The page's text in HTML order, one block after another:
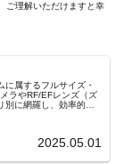
ご理解いただけますと幸
に属するフルサイズ・
ラやRF/EFレンズ（ズ
に網羅し、効率的に
2025.05.01